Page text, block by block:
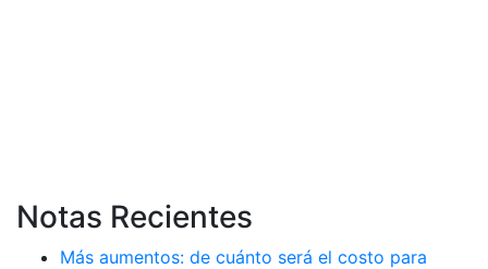
Notas Recientes
Más aumentos: de cuánto será el costo para